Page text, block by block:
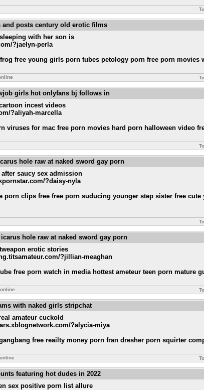
posts century old erotic films
with her son is
?jaelyn-perla
free young girls porn tubes petology porn free porn movies
girls hot onlyfans bj follows in
incest videos
?aliyah-marcella
viruses for mac free porn movies hard porn halloween video
hole raw at naked sword gay porn
saucy sex admission
?daisy-nyla
porn clips free free porn suducing younger step sister free cute
hole raw at naked sword gay porn
erotic stories
?jillian-meaghan
free porn watch in media hottest ameteur teen porn mature
online
with naked girls stripchat
amateur cuckold
?alycia-miya
free reailty money porn fran dresher porn squirter
online
featuring hot dudes in 2022
sex positive porn list allure